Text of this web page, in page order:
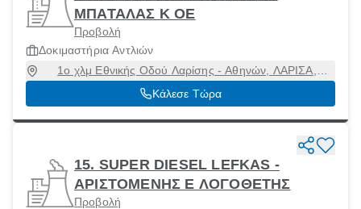
ΜΠΑΤΑΛΑΣ Κ ΟΕ
Προβολή
Δοκιμαστήρια Αντλιών
1ο χλμ Εθνικής Οδού Λαρίσης - Αθηνών, ΛΑΡΙΣΑ,
Λάρισα [Δήμος], Λάρισα, 41335
Κάλεσε Τώρα
15. SUPER DIESEL LEFKAS -
ΑΡΙΣΤΟΜΕΝΗΣ Ε ΛΟΓΟΘΕΤΗΣ
Προβολή